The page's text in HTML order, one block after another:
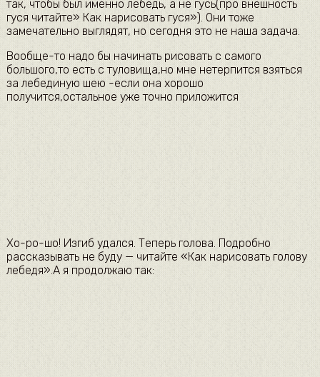
так, чтобы был именно лебедь, а не гусь(про внешность
гуся читайте» Как нарисовать гуся»). Они тоже
замечательно выглядят, но сегодня это не наша задача.
Вообще-то надо бы начинать рисовать с самого
большого,то есть с туловища,но мне нетерпится взяться
за лебединую шею -если она хорошо
получится,остальное уже точно приложится
Хо-ро-шо! Изгиб удался. Теперь голова. Подробно
рассказывать не буду — читайте «Как нарисовать голову
лебедя».А я продолжаю так: